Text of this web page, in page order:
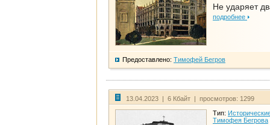
Не ударяет
подробнее
Предоставлено: Тимофей Бегров
13.04.2023 | 6 Кбайт | просмотров: 1299
Тип:
Тимофея Бегрова